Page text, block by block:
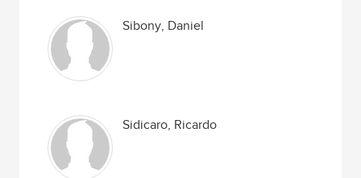
Prologuista
Traductor
Sibony, Daniel
Sidicaro, Ricardo